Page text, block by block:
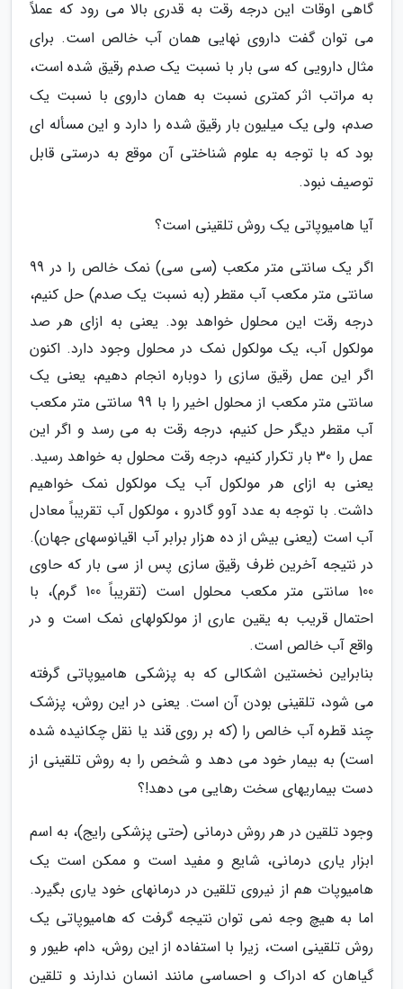
گاهی اوقات این درجه رقت به قدری بالا می رود که عملاً
می توان گفت داروی نهایی همان آب خالص است. برای
مثال دارویی که سی بار با نسبت یک صدم رقیق شده است،
به مراتب اثر کمتری نسبت به همان داروی با نسبت یک
صدم، ولی یک میلیون بار رقیق شده را دارد و این مسأله ای
بود که با توجه به علوم شناختی آن موقع به درستی قابل
توصیف نبود.
آیا هامیوپاتی یک روش تلقینی است؟
اگر یک سانتی متر مکعب (سی سی) نمک خالص را در 99
سانتی متر مکعب آب مقطر (به نسبت یک صدم) حل کنیم،
درجه رقت این محلول خواهد بود. یعنی به ازای هر صد
مولکول آب، یک مولکول نمک در محلول وجود دارد. اکنون
اگر این عمل رقیق سازی را دوباره انجام دهیم، یعنی یک
سانتی متر مکعب از محلول اخیر را با 99 سانتی متر مکعب
آب مقطر دیگر حل کنیم، درجه رقت به می رسد و اگر این
عمل را 30 بار تکرار کنیم، درجه رقت محلول به خواهد رسید.
یعنی به ازای هر مولکول آب یک مولکول نمک خواهیم
داشت. با توجه به عدد آوو گادرو ، مولکول آب تقریباً معادل
آب است (یعنی بیش از ده هزار برابر آب اقیانوسهای جهان).
در نتیجه آخرین ظرف رقیق سازی پس از سی بار که حاوی
100 سانتی متر مکعب محلول است (تقریباً 100 گرم)، با
احتمال قریب به یقین عاری از مولکولهای نمک است و در
واقع آب خالص است.
بنابراین نخستین اشکالی که به پزشکی هامیوپاتی گرفته
می شود، تلقینی بودن آن است. یعنی در این روش، پزشک
چند قطره آب خالص را (که بر روی قند یا نقل چکانیده شده
است) به بیمار خود می دهد و شخص را به روش تلقینی از
دست بیماریهای سخت رهایی می دهد!؟
وجود تلقین در هر روش درمانی (حتی پزشکی رایج)، به اسم
ابزار یاری درمانی، شایع و مفید است و ممکن است یک
هامیوپات هم از نیروی تلقین در درمانهای خود یاری بگیرد.
اما به هیچ وجه نمی توان نتیجه گرفت که هامیوپاتی یک
روش تلقینی است، زیرا با استفاده از این روش، دام، طیور و
گیاهان که ادراک و احساسی مانند انسان ندارند و تلقین